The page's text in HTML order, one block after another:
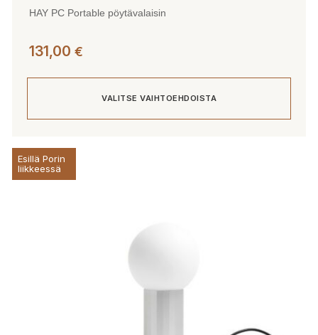
HAY PC Portable pöytävalaisin
131,00 €
VALITSE VAIHTOEHDOISTA
tuotteella
on
Esillä Porin
liikkeessä